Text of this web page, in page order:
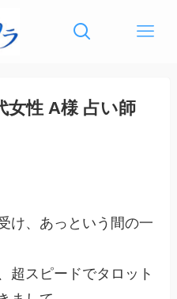
女性 A様 占い師
け、あっという間の一
超スピードでタロット